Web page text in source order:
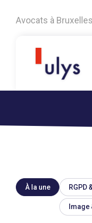
Avocats à
À la une RGPD
Image